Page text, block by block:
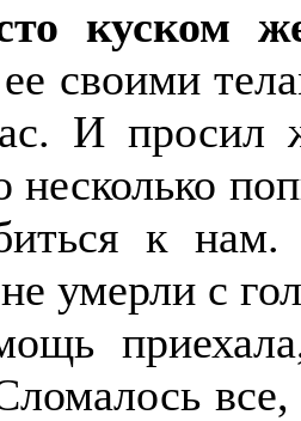
куском
ее своими
И просил
несколько
к
умерли с